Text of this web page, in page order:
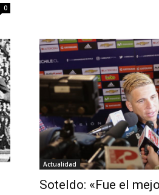
0
Actualidad
Soteldo: «Fue el